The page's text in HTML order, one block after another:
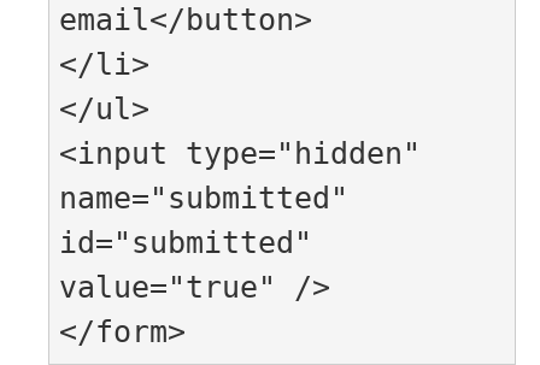
email</button>
</li>
</ul>
<input type="hidden"
name="submitted"
id="submitted"
value="true" />
</form>